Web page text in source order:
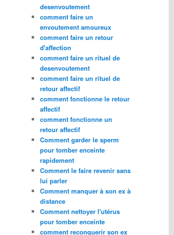
desenvoutement
comment faire un
envoutement amoureux
comment faire un retour
d'affection
comment faire un rituel de
desenvoutement
comment faire un rituel de
retour affectif
comment fonctionne le retour
affectif
comment fonctionne un
retour affectif
Comment garder le sperm
pour tomber enceinte
rapidement
Comment le faire revenir sans
lui parler
Comment manquer à son ex à
distance
Comment nettoyer l'utérus
pour tomber enceinte
comment reconquerir son ex